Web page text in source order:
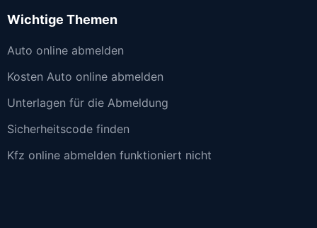
Wichtige Themen
Auto online abmelden
Kosten Auto online abmelden
Unterlagen für die Abmeldung
Sicherheitscode finden
Kfz online abmelden funktioniert nicht